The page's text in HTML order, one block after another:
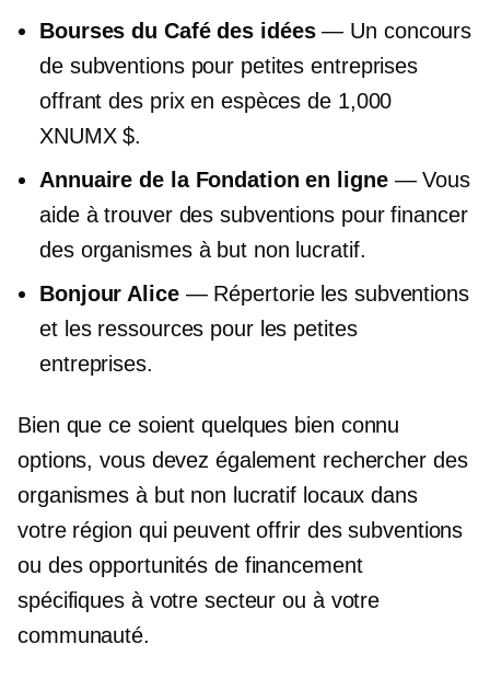
Bourses du Café des idées— Un concours
de subventions pour petites entreprises
offrant des prix en espèces de 1,000
XNUMX $.
Annuaire de la Fondation en ligne— Vous
aide à trouver des subventions pour financer
des organismes à but non lucratif.
Bonjour Alice— Répertorie les subventions
et les ressources pour les petites
entreprises.
Bien que ce soient quelques bien connu
options, vous devez également rechercher des
organismes à but non lucratif locaux dans
votre région qui peuvent offrir des subventions
ou des opportunités de financement
spécifiques à votre secteur ou à votre
communauté.